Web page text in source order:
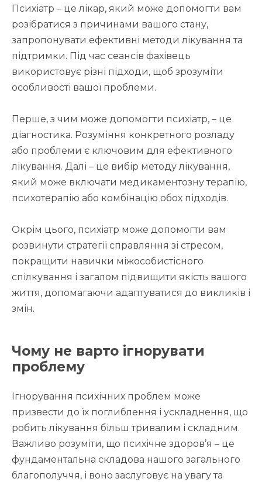
Психіатр – це лікар, який може допомогти вам
розібратися з причинами вашого стану,
запропонувати ефективні методи лікування та
підтримки. Під час сеансів фахівець
використовує різні підходи, щоб зрозуміти
особливості вашої проблеми.
Перше, з чим може допомогти психіатр, – це
діагностика. Розуміння конкретного розладу
або проблеми є ключовим для ефективного
лікування. Далі – це вибір методу лікування,
який може включати медикаментозну терапію,
психотерапію або комбінацію обох підходів.
Окрім цього, психіатр може допомогти вам
розвинути стратегії справляння зі стресом,
покращити навички міжособистісного
спілкування і загалом підвищити якість вашого
життя, допомагаючи адаптуватися до викликів і
змін.
Чому не варто ігнорувати
проблему
Ігнорування психічних проблем може
призвести до їх поглиблення і ускладнення, що
робить лікування більш тривалим і складним.
Важливо розуміти, що психічне здоров’я – це
фундаментальна складова нашого загального
благополуччя, і воно заслуговує на увагу та